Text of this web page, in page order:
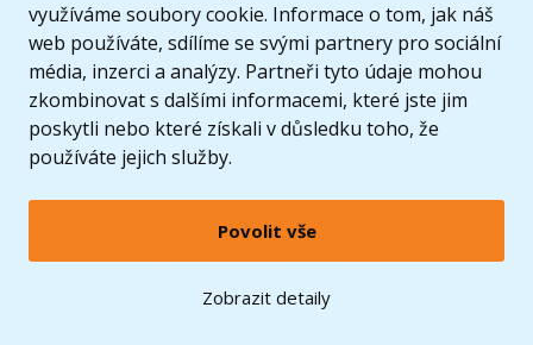
využíváme soubory cookie. Informace o tom, jak náš
web používáte, sdílíme se svými partnery pro sociální
média, inzerci a analýzy. Partneři tyto údaje mohou
zkombinovat s dalšími informacemi, které jste jim
poskytli nebo které získali v důsledku toho, že
používáte jejich služby.
Povolit vše
Zobrazit detaily
© 2005 - 2026 Copyright 4kids.cz
LEGO, logo LEGO a minifigurka jsou ochrannými známkami společnosti LEGO Group. ©
2024 The LEGO Group.